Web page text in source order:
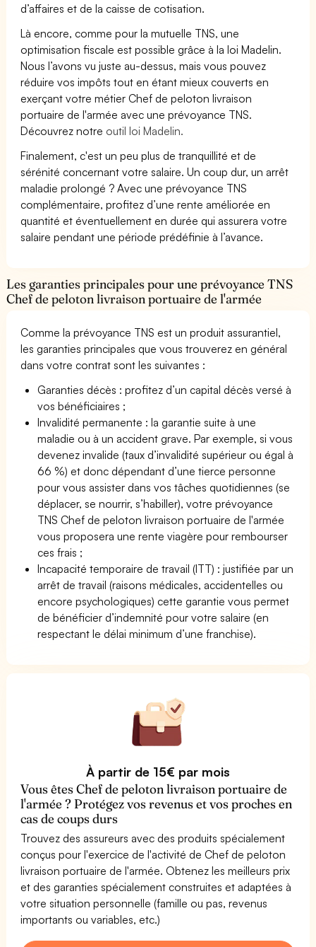
d’affaires et de la caisse de cotisation.
Là encore, comme pour la mutuelle TNS, une
optimisation fiscale est possible grâce à la loi Madelin.
Nous l’avons vu juste au-dessus, mais vous pouvez
réduire vos impôts tout en étant mieux couverts en
exerçant votre métier Chef de peloton livraison
portuaire de l'armée avec une prévoyance TNS.
Découvrez notre outil loi Madelin.
Finalement, c'est un peu plus de tranquillité et de
sérénité concernant votre salaire. Un coup dur, un arrêt
maladie prolongé ? Avec une prévoyance TNS
complémentaire, profitez d’une rente améliorée en
quantité et éventuellement en durée qui assurera votre
salaire pendant une période prédéfinie à l’avance.
Les garanties principales pour une prévoyance TNS
Chef de peloton livraison portuaire de l'armée
Comme la prévoyance TNS est un produit assurantiel,
les garanties principales que vous trouverez en général
dans votre contrat sont les suivantes :
Garanties décès : profitez d’un capital décès versé à
vos bénéficiaires ;
Invalidité permanente : la garantie suite à une
maladie ou à un accident grave. Par exemple, si vous
devenez invalide (taux d’invalidité supérieur ou égal à
66 %) et donc dépendant d’une tierce personne
pour vous assister dans vos tâches quotidiennes (se
déplacer, se nourrir, s’habiller), votre prévoyance
TNS Chef de peloton livraison portuaire de l'armée
vous proposera une rente viagère pour rembourser
ces frais ;
Incapacité temporaire de travail (ITT) : justifiée par un
arrêt de travail (raisons médicales, accidentelles ou
encore psychologiques) cette garantie vous permet
de bénéficier d’indemnité pour votre salaire (en
respectant le délai minimum d’une franchise).
À partir de 15€ par mois
Vous êtes Chef de peloton livraison portuaire de
l'armée ? Protégez vos revenus et vos proches en
cas de coups durs
Trouvez des assureurs avec des produits spécialement
conçus pour l'exercice de l'activité de Chef de peloton
livraison portuaire de l'armée. Obtenez les meilleurs prix
et des garanties spécialement construites et adaptées à
votre situation personnelle (famille ou pas, revenus
importants ou variables, etc.)